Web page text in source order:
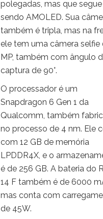
polegadas, mas que segue
sendo AMOLED. Sua
também é tripla, mas na
ele tem uma câmera selfie
MP, também com ângulo
captura de 90°.
O processador é um
Snapdragon 6 Gen 1 da
Qualcomm, também
no processo de 4 nm. Ele
com 12 GB de memória
LPDDR4X, e o
é de 256 GB. A bateria do
14 F também é de 6000
mas conta com
de 45W.